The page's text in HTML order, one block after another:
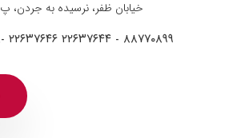
خیابان ظفر، نرسیده به جردن، پ ۳۰۰
۸۸۷۷۰۸۹۹ - ۲۲۶۳۷۶۴۴ ۲۲۶۳۷۶۴۶ -۲۲۶۳۷۶۴۸